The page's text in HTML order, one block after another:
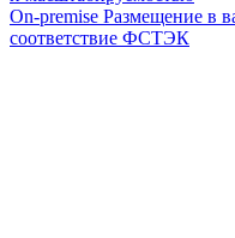
On-premise Размещение в
соответствие ФСТЭК